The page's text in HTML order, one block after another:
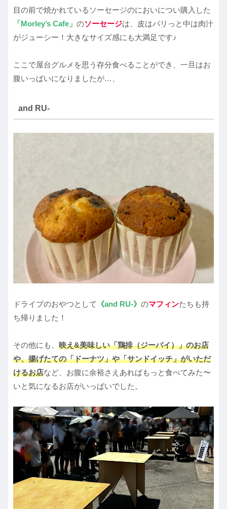
目の前で焼かれているソーセージのにおいについ購入した
「Morley’s Cafe」 のソーセージは、皮はパリっと中は肉汁
がジューシー！大きなサイズ感にも大満足です♪
ここで屋台グルメを思う存分食べることができ、一旦はお
腹いっぱいになりましたが…、
and RU-
ドライブのおやつとして 《and RU-》 のマフィンたちも持
ち帰りました！
その他にも、 映え&美味しい「鶏排（ジーパイ）」のお店
や、揚げたての「ドーナツ」や「サンドイッチ」がいただ
けるお店など、お腹に余裕さえあればもっと食べてみた〜
いと気になるお店がいっぱいでした。